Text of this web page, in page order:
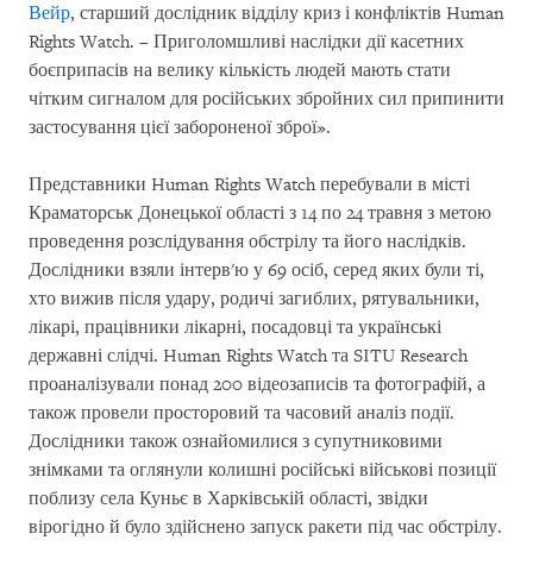
Вейр, старший дослідник відділу криз і конфліктів Human
Rights Watch. – Приголомшливі наслідки дії касетних
боєприпасів на велику кількість людей мають стати
чітким сигналом для російських збройних сил припинити
застосування цієї забороненої зброї».
Представники Human Rights Watch перебували в місті
Краматорськ Донецької області з 14 по 24 травня з метою
проведення розслідування обстрілу та його наслідків.
Дослідники взяли інтерв'ю у 69 осіб, серед яких були ті,
хто вижив після удару, родичі загиблих, рятувальники,
лікарі, працівники лікарні, посадовці та українські
державні слідчі. Human Rights Watch та SITU Research
проаналізували понад 200 відеозаписів та фотографій, а
також провели просторовий та часовий аналіз події.
Дослідники також ознайомилися з супутниковими
знімками та оглянули колишні російські військові позиції
поблизу села Куньє в Харківській області, звідки
вірогідно й було здійснено запуск ракети під час обстрілу.